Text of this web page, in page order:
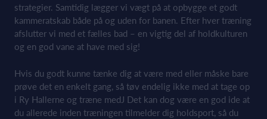
strategier. Samtidig lægger vi vægt på at opbygge et godt
kammeratskab både på og uden for banen. Efter hver træning
afslutter vi med et fælles bad – en vigtig del af holdkulturen
og en god vane at have med sig!
Hvis du godt kunne tænke dig at være med eller måske bare
prøve det en enkelt gang, så tøv endelig ikke med at tage op
i Ry Hallerne og træne medJ Det kan dog være en god ide at
du allerede inden træningen tilmelder dig holdsport, så du